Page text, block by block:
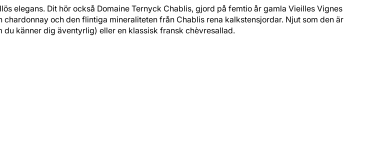
elegans. Dit hör också Domaine Ternyck Chablis, gjord på femtio år gamla Vieilles Vignes (dvs
och den flintiga mineraliteten från Chablis rena kalkstensjordar. Njut som den är eller till
känner dig äventyrlig) eller en klassisk fransk chèvresallad.